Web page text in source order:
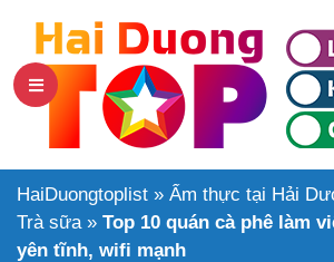
HaiDuongtoplist » Ẩm thực tại Hải
Trà sữa» Top 10 quán cà phê làm
yên tĩnh, wifi mạnh